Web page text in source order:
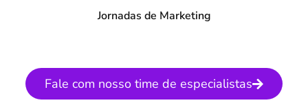
Jornadas de Marketing
Fale com nosso time de especialistas